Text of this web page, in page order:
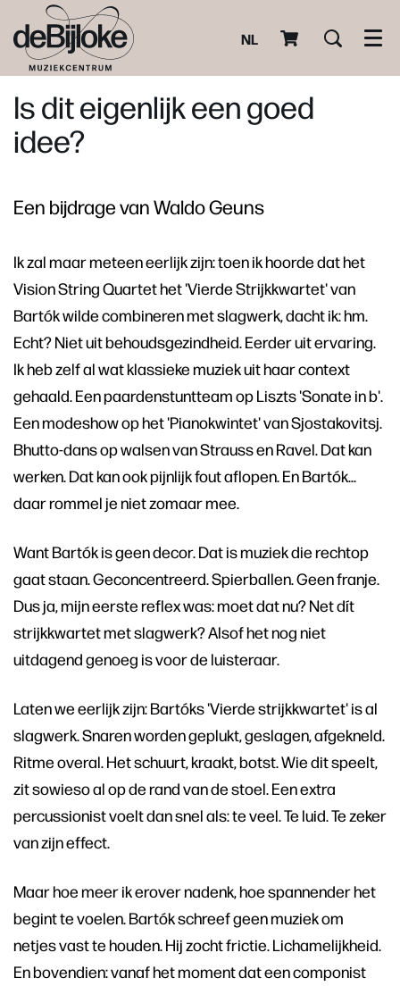
NL
Is dit eigenlijk een goed
idee?
Een bijdrage van Waldo Geuns
Ik zal maar meteen eerlijk zijn: toen ik hoorde dat het
Vision String Quartet het 'Vierde Strijkkwartet' van
Bartók wilde combineren met slagwerk, dacht ik: hm.
Echt? Niet uit behoudsgezindheid. Eerder uit ervaring.
Ik heb zelf al wat klassieke muziek uit haar context
gehaald. Een paardenstuntteam op Liszts 'Sonate in b'.
Een modeshow op het 'Pianokwintet' van Sjostakovitsj.
Bhutto-dans op walsen van Strauss en Ravel. Dat kan
werken. Dat kan ook pijnlijk fout aflopen. En Bartók…
daar rommel je niet zomaar mee.
Want Bartók is geen decor. Dat is muziek die rechtop
gaat staan. Geconcentreerd. Spierballen. Geen franje.
Dus ja, mijn eerste reflex was: moet dat nu? Net dít
strijkkwartet met slagwerk? Alsof het nog niet
uitdagend genoeg is voor de luisteraar.
Laten we eerlijk zijn: Bartóks 'Vierde strijkkwartet' is al
slagwerk. Snaren worden geplukt, geslagen, afgekneld.
Ritme overal. Het schuurt, kraakt, botst. Wie dit speelt,
zit sowieso al op de rand van de stoel. Een extra
percussionist voelt dan snel als: te veel. Te luid. Te zeker
van zijn effect.
Maar hoe meer ik erover nadenk, hoe spannender het
begint te voelen. Bartók schreef geen muziek om
netjes vast te houden. Hij zocht frictie. Lichamelijkheid.
En bovendien: vanaf het moment dat een componist